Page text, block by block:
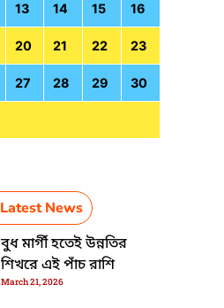
13 14 15 16
20 21 22 23
27 28 29 30
Latest News
বুধ মার্গী হতেই উন্নতির
শিখরে এই পাঁচ রাশি
March 21, 2026